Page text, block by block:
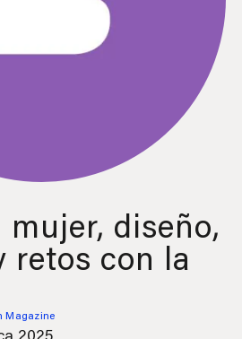
mujer, diseño,
retos con la
Magazine
2025